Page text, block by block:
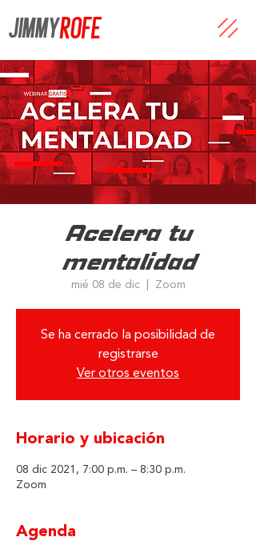
JIMMYROFE
Acelera tu
mentalidad
mié 08 de dic
  |
Zoom
Se ha cerrado la posibilidad de
registrarse
Ver otros eventos
Horario y ubicación
08 dic 2021, 7:00 p.m. – 8:30 p.m.
Zoom
Agenda